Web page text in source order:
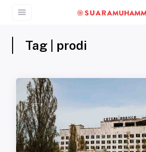
Tag | prodi